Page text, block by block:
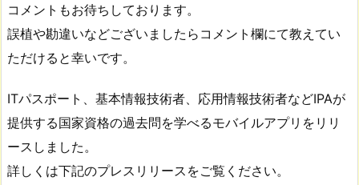
コメントもお待ちしております。
誤植や勘違いなどございましたらコメント欄にて教えてい
ただけると幸いです。
ITパスポート、基本情報技術者、応用情報技術者などIPAが
提供する国家資格の過去問を学べるモバイルアプリをリリ
ースしました。
詳しくは下記のプレスリリースをご覧ください。